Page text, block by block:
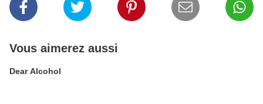
Vous aimerez aussi
Dear Alcohol